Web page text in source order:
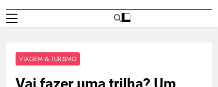
VIAGEM & TURISMO